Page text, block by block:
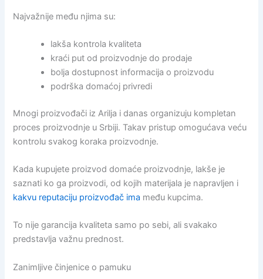
Najvažnije među njima su:
lakša kontrola kvaliteta
kraći put od proizvodnje do prodaje
bolja dostupnost informacija o proizvodu
podrška domaćoj privredi
Mnogi proizvođači iz Arilja i danas organizuju kompletan
proces proizvodnje u Srbiji. Takav pristup omogućava veću
kontrolu svakog koraka proizvodnje.
Kada kupujete proizvod domaće proizvodnje, lakše je
saznati ko ga proizvodi, od kojih materijala je napravljen i
kakvu reputaciju proizvođač ima među kupcima.
To nije garancija kvaliteta samo po sebi, ali svakako
predstavlja važnu prednost.
Zanimljive činjenice o pamuku